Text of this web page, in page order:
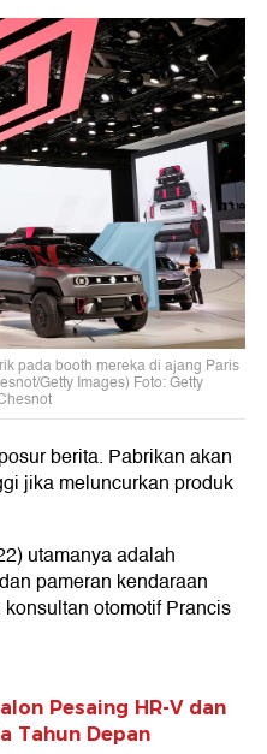
pada booth mereka di ajang Paris
Getty Images) Foto: Getty
berita. Pabrikan akan
jika meluncurkan produk
utamanya adalah
pameran kendaraan
otomotif Prancis
Pesaing HR-V dan
Tahun Depan